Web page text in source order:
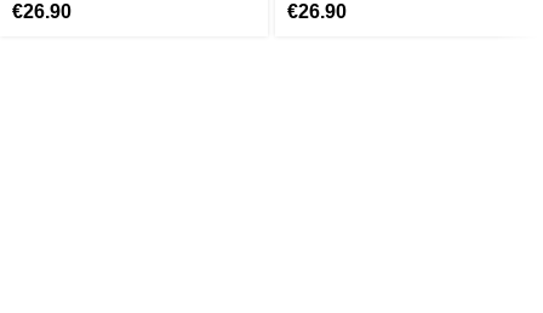
€26.90 Current price is: €21.90 – €26.90.
€26.90